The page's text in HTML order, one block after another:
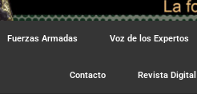
Fuerzas Armadas Voz de los Expertos
Contacto Revista Digital